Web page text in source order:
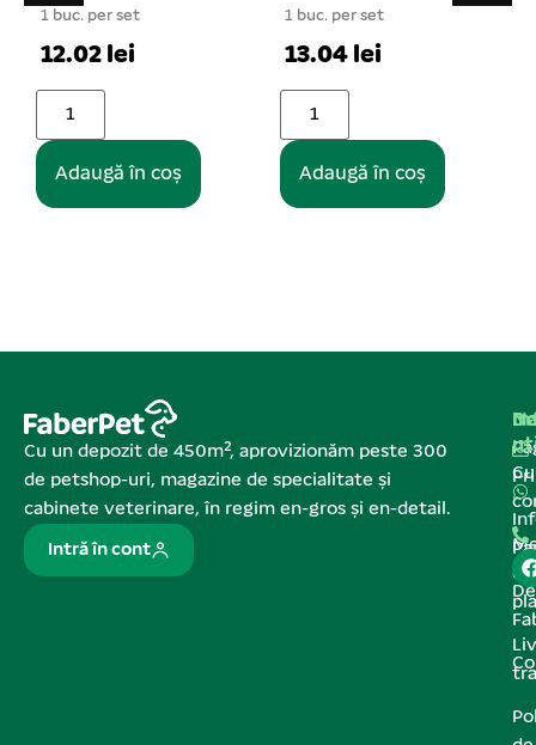
1 buc. per set
13.04 lei
Adaugă în coș
0.25 l
1 buc. per set
Adaugă în coș
Cu un depozit de 450m², aprovizionăm peste 300
de petshop-uri, magazine de specialitate și
cabinete veterinare, în regim en-gros și en-detail.
Intră în cont
de